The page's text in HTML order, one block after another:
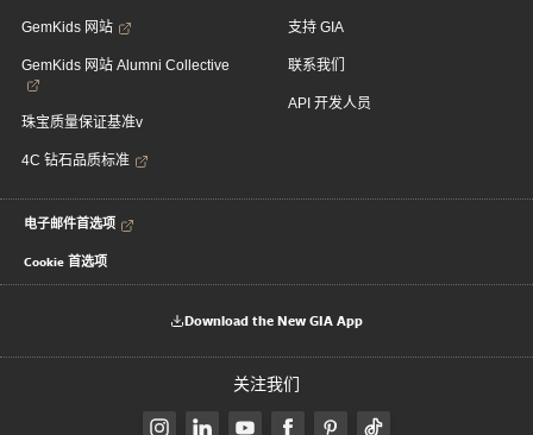
GemKids 网站
GemKids 网站 Alumni Collective
珠宝质量保证基准v
4C 钻石品质标准
支持 GIA
联系我们
API 开发人员
电子邮件首选项
Cookie 首选项
Download the New GIA App
关注我们